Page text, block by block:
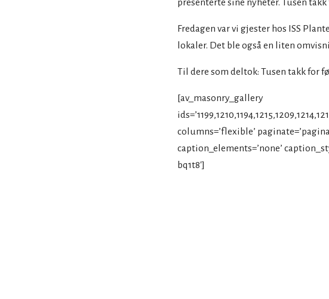
presenterte sine nyheter. Tusen
Fredagen var vi gjester hos ISS
lokaler. Det ble også en liten
Til dere som deltok: Tusen takk for
[av_masonry_gallery
columns=’flexible’
caption_elements=’none’
bq1t8′]